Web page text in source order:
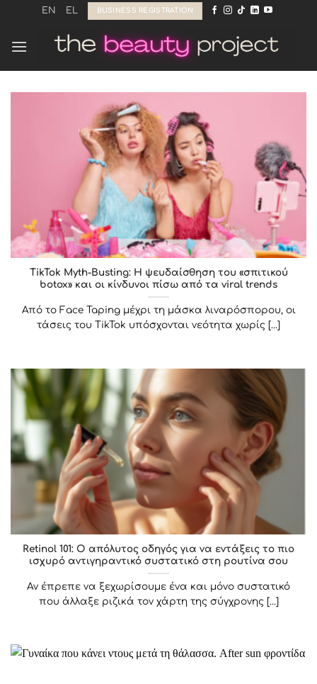
content
EN EL BUSINESS REGISTRATION
TikTok Myth-Busting: Η ψευδαίσθηση του «σπιτικού
botox» και οι κίνδυνοι πίσω από τα viral trends
Από το Face Taping μέχρι τη μάσκα λιναρόσπορου, οι
τάσεις του TikTok υπόσχονται νεότητα χωρίς [...]
Retinol 101: Ο απόλυτος οδηγός για να εντάξεις το πιο
ισχυρό αντιγηραντικό συστατικό στη ρουτίνα σου
Αν έπρεπε να ξεχωρίσουμε ένα και μόνο συστατικό
που άλλαξε ριζικά τον χάρτη της σύγχρονης [...]